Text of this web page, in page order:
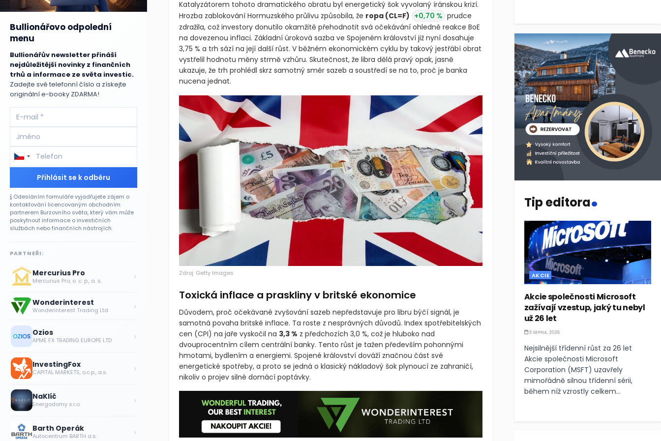
Katalyzátorem tohoto dramatického obratu byl energetický šok vyvolaný íránskou krizí.
Hrozba zablokování Hormuzského průlivu způsobila, že ropa (CL=F) +0,70 % prudce
zdražila, což investory donutilo okamžitě přehodnotit svá očekávání ohledně reakce BoE
na dovezenou inflaci. Základní úroková sazba ve Spojeném království již nyní dosahuje
3,75 % a trh sází na její další růst. V běžném ekonomickém cyklu by takový jestřábí obrat
vystřelil hodnotu měny strmě vzhůru. Skutečnost, že libra dělá pravý opak, jasně
ukazuje, že trh prohlédl skrz samotný směr sazeb a soustředí se na to, proč je banka
nucena jednat.
Zdroj: Getty Images
Toxická inflace a praskliny v britské ekonomice
Důvodem, proč očekávané zvyšování sazeb nepředstavuje pro libru býčí signál, je
samotná povaha britské inflace. Ta roste z nesprávných důvodů. Index spotřebitelských
cen (CPI) na jaře vyskočil na 3,3 % z předchozích 3,0 %, což je hluboko nad
dvouprocentním cílem centrální banky. Tento růst je tažen především pohonnými
hmotami, bydlením a energiemi. Spojené království dováží značnou část své
energetické spotřeby, a proto se jedná o klasický nákladový šok plynoucí ze zahraničí,
nikoliv o projev silné domácí poptávky.
Bullionářovo odpolední
menu
Bullionářův newsletter přináší
nejdůležitější novinky z finančních
trhů a informace ze světa investic.
Zadejte své telefonní číslo a získejte
originální e-booky ZDARMA!
Přihlásit se k odběru
Odesláním formuláře vyjadřujete zájem o
kontaktování licencovaným obchodním
partnerem Burzovního světa, který vám může
poskytnout informace o investičních
službách nebo finančních nástrojích.
PARTNEŘI:
Mercurius Pro
Mercurius Pro, o. c. p., a. s. ›
Wonderinterest
Wonderinterest Trading Ltd ›
Ozios
APME FX TRADING EUROPE LTD ›
InvestingFox
CAPITAL MARKETS, o.c.p., a.s. ›
NaKlíč
Energodomy s.r.o. ›
Barth Operák
Autocentrum BARTH a.s. ›
Tip editora.
AKCIE
Akcie společnosti Microsoft
zažívají vzestup, jaký tu nebyl
už 26 let
5 SRPNA, 2026
Nejsilnější třídenní růst za 26 let
Akcie společnosti Microsoft
Corporation (MSFT) uzavřely
mimořádně silnou třídenní sérii,
během níž vzrostly celkem...